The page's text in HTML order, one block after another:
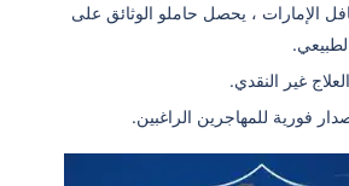
الإمارات ، يحصل حاملو الوثائق على
غير النقدي.
فورية للمهاجرين الراغبين.